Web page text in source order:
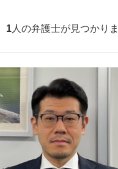
1 人の弁護士が見つかり